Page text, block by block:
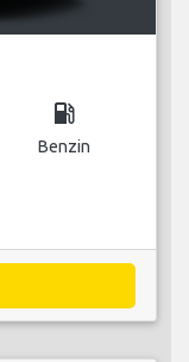
local_gas_station
Benzin